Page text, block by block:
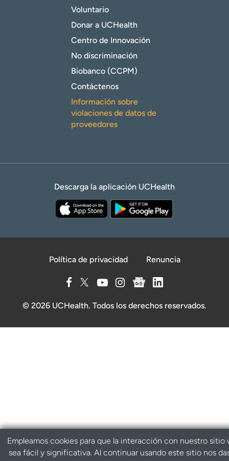
Voluntario
Donar a UCHealth
Centro de Innovación
No discriminación
Biobanco (CCPM)
Contáctenos
Información sobre
violaciones de datos de
proveedores
Descarga la aplicación UCHealth
Política de privacidad Renuncia
© 2026 UCHealth. Todos los derechos reservados.
Empleamos cookies para que la interacción con nuestro sitio
sea fácil y significativa. Al continuar usando este sitio nos